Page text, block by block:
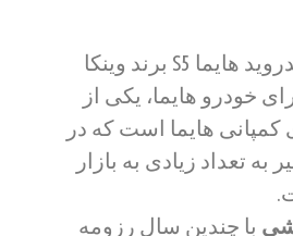
مانیتور خودرو اندروید هایما S5 برند وینکا
خودرو هایما، یکی از
هایما است که در
تعداد زیادی به بازار
با چندین سال رزومه